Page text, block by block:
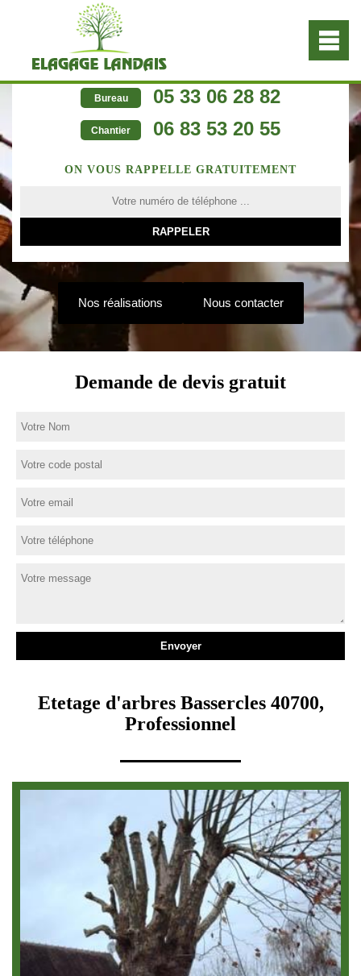
Bureau 05 33 06 28 82
Chantier 06 83 53 20 55
ON VOUS RAPPELLE GRATUITEMENT
Nos réalisations Nous contacter
Demande de devis gratuit
Etetage d'arbres Bassercles 40700,
Professionnel